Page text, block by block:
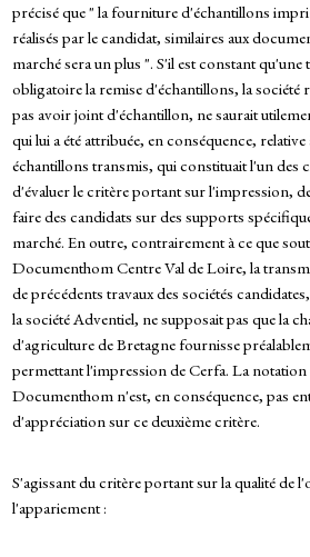
précisé que " la fourniture d'échantillons
réalisés par le candidat, similaires aux
marché sera un plus ". S'il est constant
obligatoire la remise d'échantillons, la société
pas avoir joint d'échantillon, ne saurait
qui lui a été attribuée, en conséquence,
échantillons transmis, qui constituait l'un des
d'évaluer le critère portant sur l'impression,
faire des candidats sur des supports
marché. En outre, contrairement à ce que
Documenthom Centre Val de Loire, la
de précédents travaux des sociétés
la société Adventiel, ne supposait pas que la
d'agriculture de Bretagne fournisse
permettant l'impression de Cerfa. La notation
Documenthom n'est, en conséquence, pas
d'appréciation sur ce deuxième critère.
S'agissant du critère portant sur la qualité de
l'appariement :